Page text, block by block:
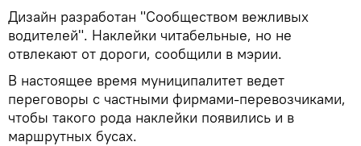
Дизайн разработан "Сообществом вежливых
водителей". Наклейки читабельные, но не
отвлекают от дороги, сообщили в мэрии.
В настоящее время муниципалитет ведет
переговоры с частными фирмами-перевозчиками,
чтобы такого рода наклейки появились и в
маршрутных бусах.